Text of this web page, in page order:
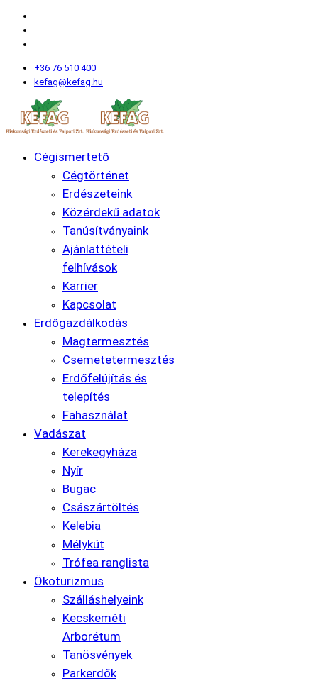
+36 76 510 400
kefag@kefag.hu
Cégismertető
Cégtörténet
Erdészeteink
Közérdekű adatok
Tanúsítványaink
Ajánlattételi
felhívások
Karrier
Kapcsolat
Erdőgazdálkodás
Magtermesztés
Csemetetermesztés
Erdőfelújítás és
telepítés
Fahasználat
Vadászat
Kerekegyháza
Nyír
Bugac
Császártöltés
Kelebia
Mélykút
Trófea ranglista
Ökoturizmus
Szálláshelyeink
Kecskeméti
Arborétum
Tanösvények
Parkerdők